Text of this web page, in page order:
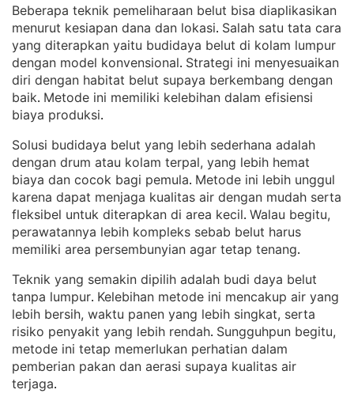
Beberapa teknik pemeliharaan belut bisa diaplikasikan
menurut kesiapan dana dan lokasi. Salah satu tata cara
yang diterapkan yaitu budidaya belut di kolam lumpur
dengan model konvensional. Strategi ini menyesuaikan
diri dengan habitat belut supaya berkembang dengan
baik. Metode ini memiliki kelebihan dalam efisiensi
biaya produksi.
Solusi budidaya belut yang lebih sederhana adalah
dengan drum atau kolam terpal, yang lebih hemat
biaya dan cocok bagi pemula. Metode ini lebih unggul
karena dapat menjaga kualitas air dengan mudah serta
fleksibel untuk diterapkan di area kecil. Walau begitu,
perawatannya lebih kompleks sebab belut harus
memiliki area persembunyian agar tetap tenang.
Teknik yang semakin dipilih adalah budi daya belut
tanpa lumpur. Kelebihan metode ini mencakup air yang
lebih bersih, waktu panen yang lebih singkat, serta
risiko penyakit yang lebih rendah. Sungguhpun begitu,
metode ini tetap memerlukan perhatian dalam
pemberian pakan dan aerasi supaya kualitas air
terjaga.